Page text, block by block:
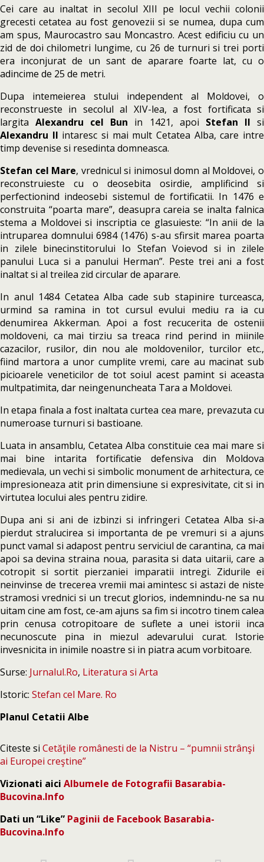
Cei care au inaltat in secolul XIII pe locul vechii colonii
grecesti cetatea au fost genovezii si se numea, dupa cum
am spus, Maurocastro sau Moncastro. Acest edificiu cu un
zid de doi chilometri lungime, cu 26 de turnuri si trei porti
era inconjurat de un sant de aparare foarte lat, cu o
adincime de 25 de metri.
Dupa intemeierea stului independent al Moldovei, o
reconstrueste in secolul al XIV-lea, a fost fortificata si
largitaAlexandru cel Bun in 1421, apoi Stefan II si
Alexandru II intaresc si mai mult Cetatea Alba, care intre
timp devenise si resedinta domneasca.
Stefan cel Mare, vrednicul si inimosul domn al Moldovei, o
reconstruieste cu o deosebita osirdie, amplificind si
perfectionind indeosebi sistemul de fortificatii. In 1476 e
construita “poarta mare”, deasupra careia se inalta falnica
stema a Moldovei si inscriptia ce glasuieste: “In anii de la
intruparea domnului 6984 (1476) s-au sfirsit marea poarta
in zilele binecinstitorului Io Stefan Voievod si in zilele
panului Luca si a panului Herman”. Peste trei ani a fost
inaltat si al treilea zid circular de aparare.
In anul 1484 Cetatea Alba cade sub stapinire turceasca,
urmind sa ramina in tot cursul evului mediu ra ia cu
denumirea Akkerman. Apoi a fost recucerita de ostenii
moldoveni, ca mai tirziu sa treaca rind perind in miinile
cazacilor, rusilor, din nou ale moldovenilor, turcilor etc.,
fiind martora a unor cumplite vremi, care au macinat sub
picioarele veneticilor de tot soiul acest pamint si aceasta
multpatimita, dar neingenuncheata Tara a Moldovei.
In etapa finala a fost inaltata curtea cea mare, prevazuta cu
numeroase turnuri si bastioane.
Luata in ansamblu, Cetatea Alba constituie cea mai mare si
mai bine intarita fortificatie defensiva din Moldova
medievala, un vechi si simbolic monument de arhitectura, ce
impresioneaza atit prin dimensiune si expresivitate, cit si in
virtutea locului ales pentru zidire.
Dupa ani si ani de izbinzi si infringeri Cetatea Alba si-a
pierdut stralucirea si importanta de pe vremuri si a ajuns
punct vamal si adapost pentru serviciul de carantina, ca mai
apoi sa devina straina noua, parasita si data uitarii, care a
cotropit si sortit pierzaniei imparatii intregi. Zidurile ei
neinvinse de trecerea vremii mai amintesc si astazi de niste
stramosi vrednici si un trecut glorios, indemnindu-ne sa nu
uitam cine am fost, ce-am ajuns sa fim si incotro tinem calea
prin cenusa cotropitoare de suflete a unei istorii inca
necunoscute pina in miezul adevarului curat. Istorie
invesnicita in inimile noastre si in piatra acum vorbitoare.
Surse: Jurnalul.Ro, Literatura si Arta
Istoric: Stefan cel Mare. Ro
Planul Cetatii Albe
Citeste si Cetăţile românesti de la Nistru – “pumnii strânşi
ai Europei creştine”
Vizionati aici Albumele de Fotografii Basarabia-
Bucovina.Info
Dati un “Like” Paginii de Facebook Basarabia-
Bucovina.Info